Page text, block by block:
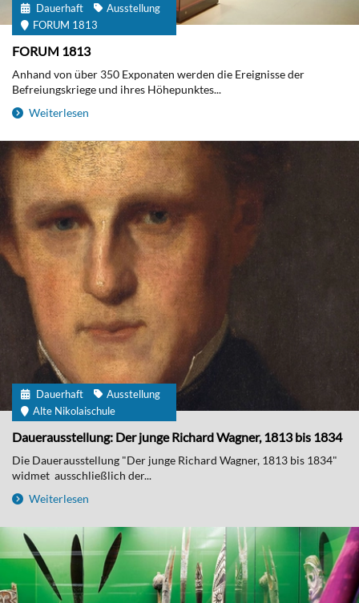
Dauerhaft
Ausstellung
FORUM 1813
FORUM 1813
Anhand von über 350 Exponaten werden die Ereignisse der
Befreiungskriege und ihres Höhepunktes...
Weiterlesen
Dauerhaft
Ausstellung
Alte Nikolaischule
Dauerausstellung: Der junge Richard Wagner, 1813 bis 1834
Die Dauerausstellung "Der junge Richard Wagner, 1813 bis 1834"
widmet ausschließlich der...
Weiterlesen